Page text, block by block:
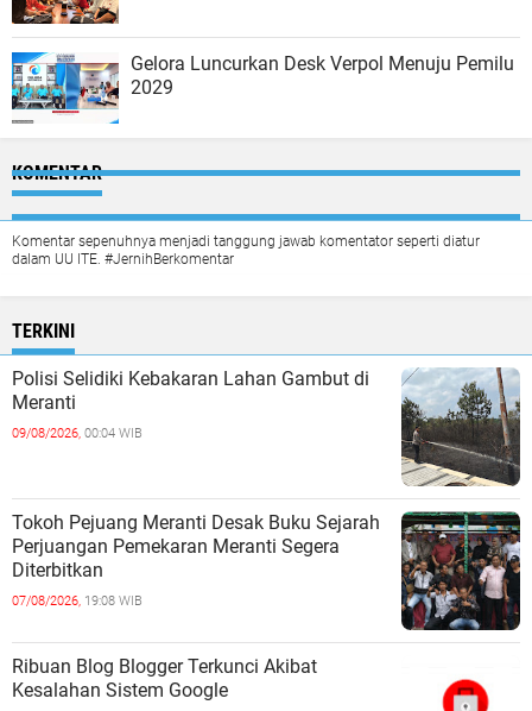
Gelora Luncurkan Desk Verpol Menuju Pemilu
2029
KOMENTAR
Komentar sepenuhnya menjadi tanggung jawab komentator seperti diatur
dalam UU ITE. #JernihBerkomentar
TERKINI
Polisi Selidiki Kebakaran Lahan Gambut di
Meranti
09/08/2026, 00:04 WIB
Tokoh Pejuang Meranti Desak Buku Sejarah
Perjuangan Pemekaran Meranti Segera
Diterbitkan
07/08/2026, 19:08 WIB
Ribuan Blog Blogger Terkunci Akibat
Kesalahan Sistem Google